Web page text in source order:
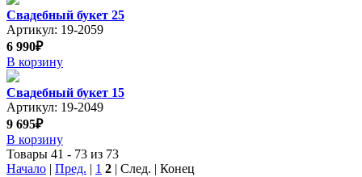
Свадебный букет 25
Артикул: 19-2059
6 990₽
В корзину
Свадебный букет 15
Артикул: 19-2049
9 695₽
В корзину
Товары 41 - 73 из 73
Начало | Пред. | 1 2 | След. | Конец